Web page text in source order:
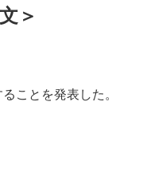
＞
ことを発表した。